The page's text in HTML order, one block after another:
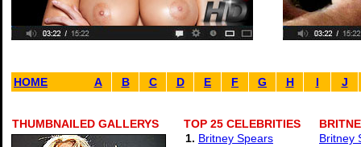
HOME A B C D E F G H I J
THUMBNAILED GALLERYS
TOP 25 CELEBRITIES
1. Britney Spears
Britney